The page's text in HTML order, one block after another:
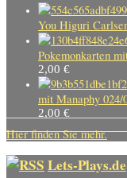
You Higuri
Pokemonkarten
2,00 €
mit Manaphy
2,00 €
Hier finden Sie mehr.
Lets-Plays.de